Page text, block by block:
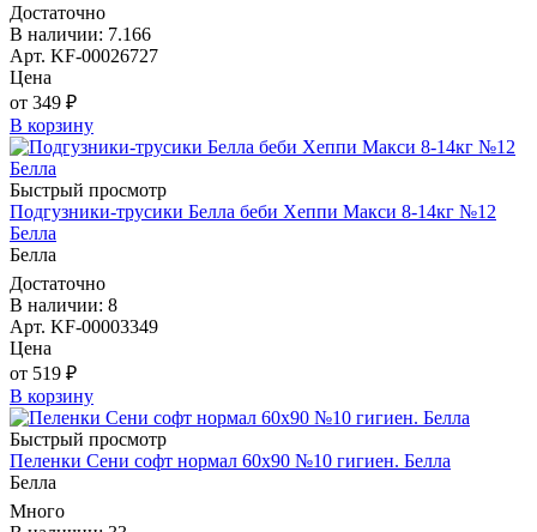
Достаточно
В наличии: 7.166
Арт. KF-00026727
Цена
от 349 ₽
В корзину
Быстрый просмотр
Подгузники-трусики Белла беби Хеппи Макси 8-14кг №12
Белла
Белла
Достаточно
В наличии: 8
Арт. KF-00003349
Цена
от 519 ₽
В корзину
Быстрый просмотр
Пеленки Сени софт нормал 60х90 №10 гигиен. Белла
Белла
Много